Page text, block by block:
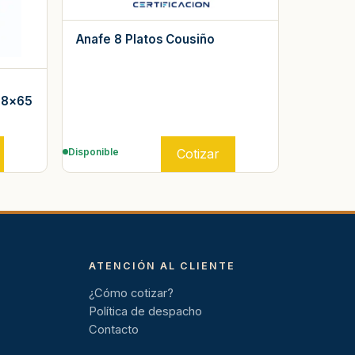
Anafe 8 Platos Cousiño
Disponible Cotizar
ATENCIÓN AL CLIENTE
¿Cómo cotizar?
Política de despacho
Contacto